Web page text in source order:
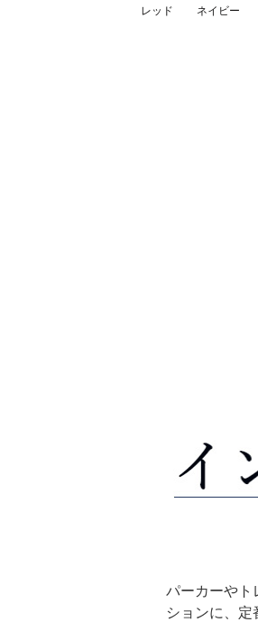
レッド ネイビー
パーカーやト
ションに、